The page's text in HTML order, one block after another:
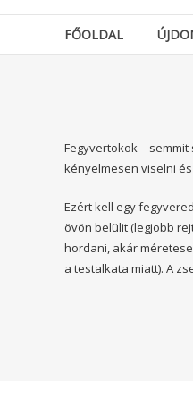
FŐOLDAL
Fegyvertokok –
kényelmesen viselni
Ezért kell egy
övön belülit (legjobb
hordani, akár
a testalkata miatt). A